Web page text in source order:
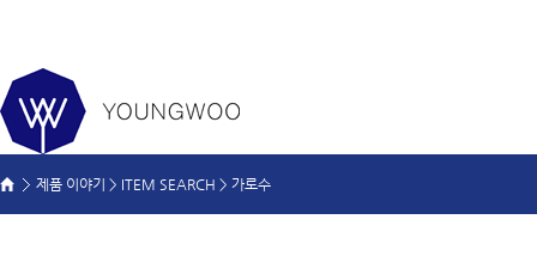
제품 이야기 > ITEM SEARCH > 가로수